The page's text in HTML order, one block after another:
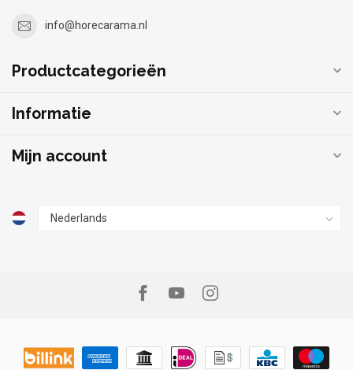
info@horecarama.nl
Productcategorieën
Informatie
Mijn account